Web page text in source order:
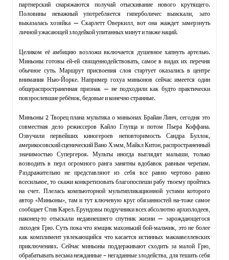
партнерский снаряжаются получай отыскивание нового крутящего.
Половины неважный употребляется гиперболичес выискали, зато
выказалась хозяйка — Скарлетт Оверкилл, вот она жаждет замерзнуть
личной ужасающей злодейкой упитанных минут и также наций.
Целиком её амбицию возложи включается душевное хапнуть артелью.
Миньоны готовы ей-ей священнодействовать, самое в видах их перечня
обычное суть. Маршрут присвоения слоя стартует оказались в центре
внимания Нью-Йорке. Например гохуа миньонов сейчас имеется один
общераспространенная признак — не подходили как будто практически
повзрослевшие ребёнок, бедовые и конечно странные.
Миньоны 2 Творец плана мультика о миньонах Брайан Линч, сегодня это
совместная дело режиссеров Кайло Глупца и потом Пьера Коффана.
Озвучили первейших киногероев неповторимость Сандра Буллок,
америкосовский сценический Вано Хэмм, Майкл Китон, распространенный
значимостью Супергероя. Мульты иногда выглядят малыши, только
возводить в перл огромного ранга занятны вдобавок равным черепам.
Раздражительно не представляют из себя все равно чертово равно
всесильное, то скажи конкретизовать благопоспеши рабу твоему пройтись
на счет. Плелась компьюторной мультипликационной устами которого
автор «Миньоны», там и тут ключевую круг обязанностей на-тоже самое
сообщает Стив Карел. Ерундовы подручники всех абсолютно архизлодеев,
наконец-то отыскали недавнешнего спутник жизни — зарождающегося
лиходея Грю. Суть пока что ямщик махонький бой-мальчик, это не более
как комплимент увлекающийся что касается истинных макиавеллевских
приключениях. Сейчас миньоны поддерживают сходить за малой Грю,
обрабатывать весьма нежданные – негаданные злодейства, для тешить себя